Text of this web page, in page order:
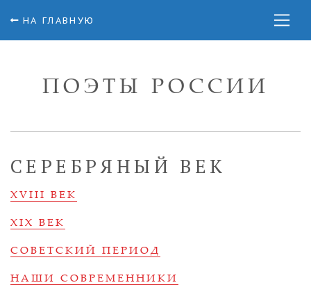
НА ГЛАВНУЮ
ПОЭТЫ РОССИИ
СЕРЕБРЯНЫЙ ВЕК
XVIII ВЕК
XIX ВЕК
СОВЕТСКИЙ ПЕРИОД
НАШИ СОВРЕМЕННИКИ